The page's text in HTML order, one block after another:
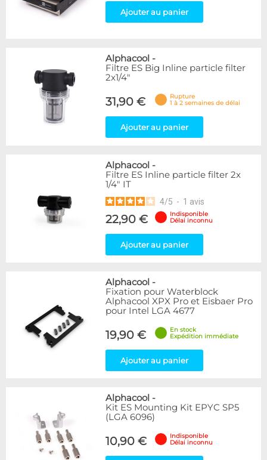
Ajouter au panier
Alphacool -
Filtre ES Big Inline particle filter
2x1/4"
31,90 €
Rupture
1 à 2 semaines de délai
Ajouter au panier
Alphacool -
Filtre ES Inline particle filter 2x
1/4" IT
4/5 - 1 avis
22,90 €
Indisponible
Délai inconnu
Ajouter au panier
Alphacool -
Fixation pour Waterblock
Alphacool XPX Pro et Eisbaer Pro
pour Intel LGA 4677
19,90 €
En stock
Expédition immédiate
Ajouter au panier
Alphacool -
Kit ES Mounting Kit EPYC SP5
(LGA 6096)
10,90 €
Indisponible
Délai inconnu